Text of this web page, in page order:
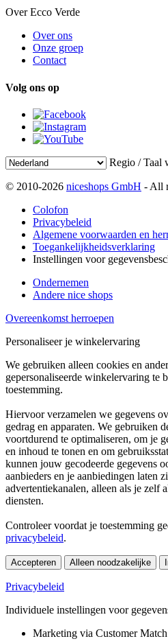
Over Ecco Verde
Over ons
Onze groep
Contact
Volg ons op
Regio / Taal
© 2010-2026 niceshops GmbH - All
Colofon
Privacybeleid
Algemene voorwaarden en
Toegankelijkheidsverklaring
Instellingen voor
Ondernemen
Andere nice shops
Overeenkomst herroepen
Personaliseer je winkelervaring
We gebruiken alleen cookies en
gepersonaliseerde winkelervaring te
toestemming.
Hiervoor verzamelen we gegevens
gedrag en apparaten. We gebruiken
voortdurend te optimaliseren, om je
en inhoud te tonen en om
kunnen jouw gecodeerde gegevens
aanbieders en je aanbiedingen laten
advertentiekanalen, alleen als je zelf
diensten.
Controleer voordat je toestemming
privacybeleid.
Accepteren Alleen noodzakelijke
Privacybeleid
Individuele instellingen voor
Marketing via Customer Match